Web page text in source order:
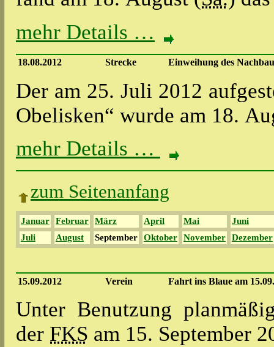
mehr Details …
18.08.2012 Strecke Einweihung des
Der am 25. Juli 2012
Obelisken“ wurde am 18.
mehr Details …
zum Seitenanfang
Januar Februar März April Mai
Juni
Juli
August September Oktober November Dezember
15.09.2012 Verein Fahrt ins Blaue am
Unter Benutzung
der FKS am 15. September